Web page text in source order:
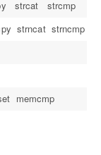
strcat strcmp
strncat strncmp
memcmp